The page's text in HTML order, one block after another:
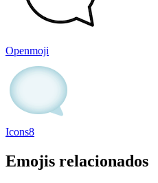
Openmoji
Icons8
Emojis relacionados